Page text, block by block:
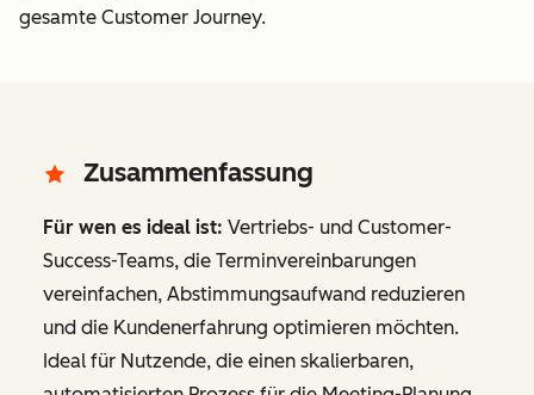
gesamte Customer Journey.
Zusammenfassung
Für wen es ideal ist: Vertriebs- und Customer-
Success-Teams, die Terminvereinbarungen
vereinfachen, Abstimmungsaufwand reduzieren
und die Kundenerfahrung optimieren möchten.
Ideal für Nutzende, die einen skalierbaren,